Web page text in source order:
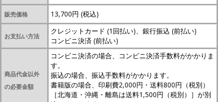
販売価格 13,700円 (税込)
お支払い方法
クレジットカード (1回払い)、銀行振込 (前払い)
コンビニ決済 (前払い)
商品代金以外
の必要金額
コンビニ決済の場合、コンビニ決済手数料がかかりま
す。
振込の場合、振込手数料がかかります。
書籍版の場合、印刷費2,000円・送料800円（税別）
［北海道・沖縄・離島は送料1,500円（税別）］が別